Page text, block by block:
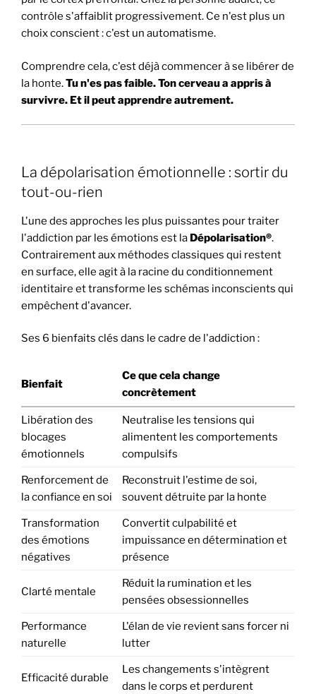
contrôle s'affaiblit progressivement. Ce n'est plus un
choix conscient : c'est un automatisme.
Comprendre cela, c'est déjà commencer à se libérer de
la honte.Tu n'es pas faible. Ton cerveau a appris à
survivre. Et il peut apprendre autrement.
La dépolarisation émotionnelle : sortir du
tout-ou-rien
L'une des approches les plus puissantes pour traiter
l'addiction par les émotions est la Dépolarisation®.
Contrairement aux méthodes classiques qui restent
en surface, elle agit à la racine du conditionnement
identitaire et transforme les schémas inconscients qui
empêchent d'avancer.
Ses 6 bienfaits clés dans le cadre de l'addiction :
Bienfait
Ce que cela change
concrètement
Libération des
blocages
émotionnels
Neutralise les tensions qui
alimentent les comportements
compulsifs
Renforcement de
la confiance en soi
Reconstruit l'estime de soi,
souvent détruite par la honte
Transformation
des émotions
négatives
Convertit culpabilité et
impuissance en détermination et
présence
Clarté mentale
Réduit la rumination et les
pensées obsessionnelles
Performance
naturelle
L'élan de vie revient sans forcer ni
lutter
Efficacité durable
Les changements s'intègrent
dans le corps et perdurent